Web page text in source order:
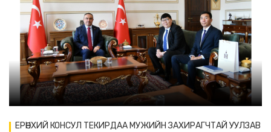
ЕРӨНХИЙ КОНСУЛ ТЕКИРДАА МУЖИЙН ЗАХИРАГЧТАЙ УУЛЗАВ